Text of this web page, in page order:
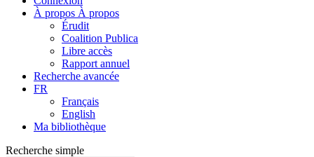
À propos À propos
Érudit
Coalition Publica
Libre accès
Rapport annuel
Recherche avancée
FR
Français
English
Ma bibliothèque
Recherche simple